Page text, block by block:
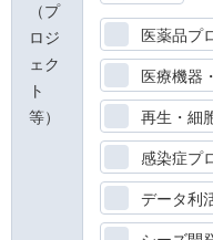
（プ
ロジ
ェク
ト
等）
医薬品プ
医療機器
再生・細
感染症プ
データ利